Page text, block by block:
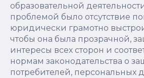
образовательной
проблемой было отсутствие
юридически грамотно
чтобы она была прозрачной,
интересы всех сторон и
нормам законодательства о
потребителей, персональных